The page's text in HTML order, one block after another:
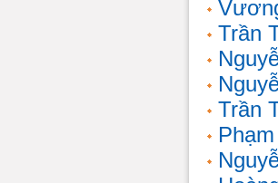
Trần
Trần